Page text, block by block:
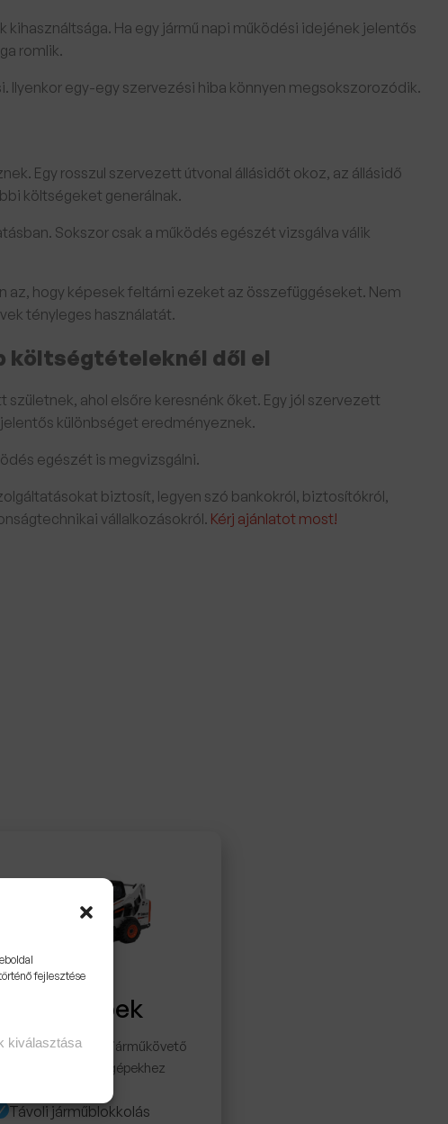
fejlesztése
kiválasztása
Ha egy jármű napi működési idejének jelentős
romlik.
Ilyenkor egy-egy szervezési hiba könnyen megsokszorozódik.
Egy rosszul szervezett útvonal állásidőt okoz, az állásidő
költségeket generálnak.
Sokszor csak a működés egészét vizsgálva válik
hogy képesek feltárni ezeket az összefüggéseket. Nem
tényleges használatát.
költségtételeknél dől el
ahol elsőre keresnénk őket. Egy jól szervezett
különbséget eredményeznek.
egészét is megvizsgálni.
biztosít, legyen szó bankokról, biztosítókról,
vállalkozásokról. Kérj ajánlatot most!
Munkagépek
GPS alapú járműkövető
megoldások munkagépekhez
Távoli járműblokkolás